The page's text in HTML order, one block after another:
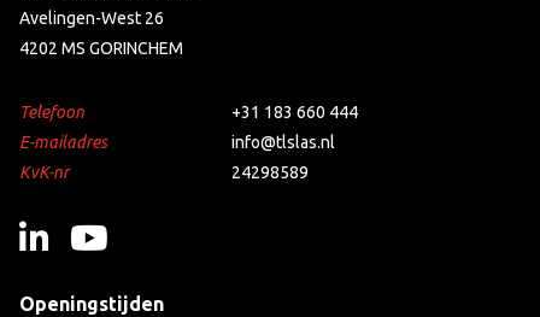
Avelingen-West 26
4202 MS GORINCHEM
Telefoon
+31 183 660 444
E-mailadres
info@tlslas.nl
KvK-nr
24298589
Openingstijden